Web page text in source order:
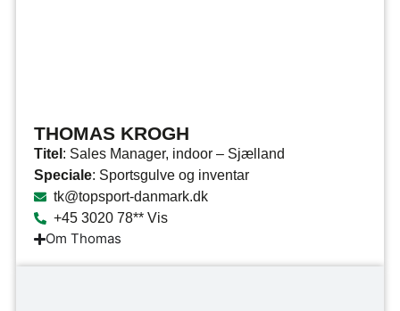
THOMAS KROGH
Titel : Sales Manager, indoor – Sjælland
Speciale: Sportsgulve og inventar
tk@topsport-danmark.dk
+45 3020 78** Vis
Om Thomas